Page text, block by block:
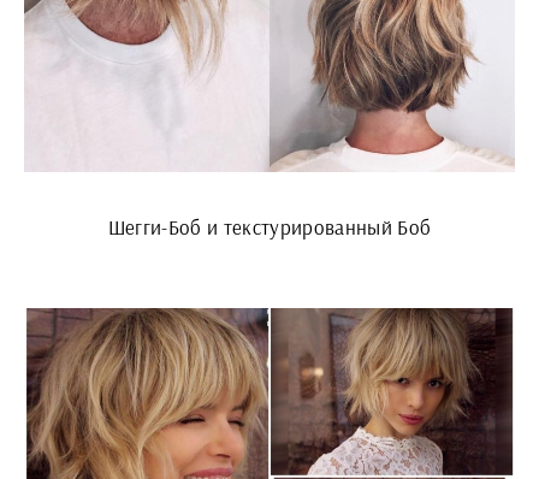
Шегги-Боб и текстурированный Боб